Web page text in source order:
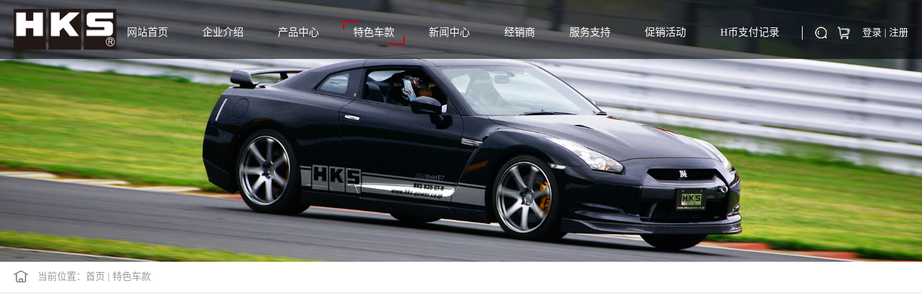
网站首页 企业介绍 产品中心 特色车款 新闻中心 经销商 服务支持 促销活动 H币支付记录 登录 注册
当前位置： 首页 特色车款